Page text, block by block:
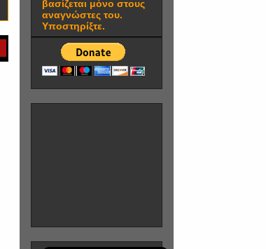
βασίζεται μόνο στους
αναγνώστες του.
Υποστηρίξτε.